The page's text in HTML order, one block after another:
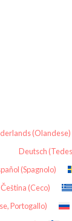
(Olandese)
Deutsch (
(Spagnolo)
Čeština (Ceco)
Portogallo)